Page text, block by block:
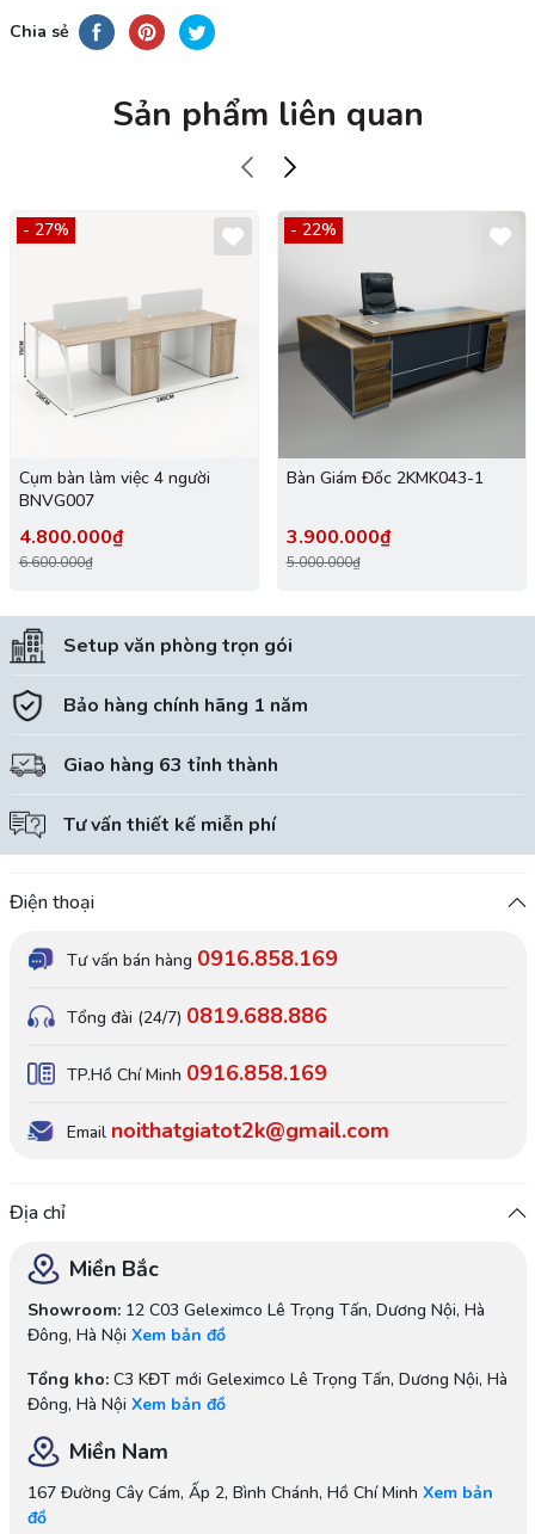
Chia sẻ
Sản phẩm liên quan
- 27%
Cụm bàn làm việc 4 người
BNVG007
4.800.000₫
6.600.000₫
- 22%
Bàn Giám Đốc 2KMK043-1
3.900.000₫
5.000.000₫
Setup văn phòng trọn gói
Bảo hàng chính hãng 1 năm
Giao hàng 63 tỉnh thành
Tư vấn thiết kế miễn phí
Điện thoại
Tư vấn bán hàng 0916.858.169
Tổng đài (24/7) 0819.688.886
TP.Hồ Chí Minh 0916.858.169
Email noithatgiatot2k@gmail.com
Địa chỉ
Miền Bắc
Showroom:12 C03 Geleximco Lê Trọng Tấn, Dương Nội, Hà
Đông, Hà Nội Xem bản đồ
Tổng kho:C3 KĐT mới Geleximco Lê Trọng Tấn, Dương Nội, Hà
Đông, Hà Nội Xem bản đồ
Miền Nam
167 Đường Cây Cám, Ấp 2, Bình Chánh, Hồ Chí Minh Xem bản
đồ